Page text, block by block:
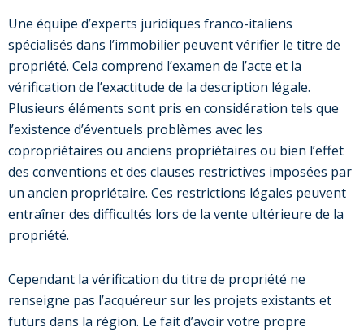
Une équipe d’experts juridiques franco-italiens
spécialisés dans l’immobilier peuvent vérifier le titre de
propriété. Cela comprend l’examen de l’acte et la
vérification de l’exactitude de la description légale.
Plusieurs éléments sont pris en considération tels que
l’existence d’éventuels problèmes avec les
copropriétaires ou anciens propriétaires ou bien l’effet
des conventions et des clauses restrictives imposées par
un ancien propriétaire. Ces restrictions légales peuvent
entraîner des difficultés lors de la vente ultérieure de la
propriété.
Cependant la vérification du titre de propriété ne
renseigne pas l’acquéreur sur les projets existants et
futurs dans la région. Le fait d’avoir votre propre